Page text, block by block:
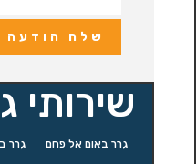
שלח הודעה
שירותי
גרר באום אל פחם גרר